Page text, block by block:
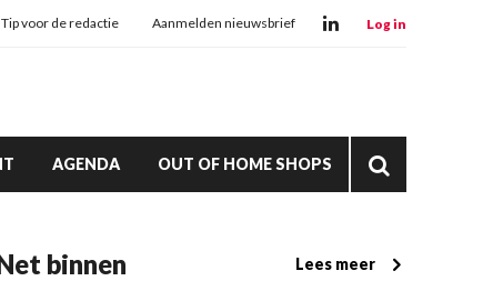
Tip voor de redactie Aanmelden nieuwsbrief Log in
AGENDA OUT OF HOME SHOPS
binnen Lees meer